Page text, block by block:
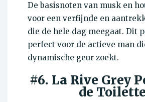
De basisnoten van musk en
voor een verfijnde en
die de hele dag meegaat. Dit
perfect voor de actieve man
dynamische geur zoekt.
#6. La Rive Grey
de Toilette